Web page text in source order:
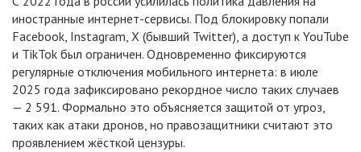
иностранные интернет-сервисы. Под блокировку попали
Facebook, Instagram, X (бывший Twitter), а доступ к YouTube
и TikTok был ограничен. Одновременно фиксируются
регулярные отключения мобильного интернета: в июле
2025 года зафиксировано рекордное число таких случаев
— 2 591. Формально это объясняется защитой от угроз,
таких как атаки дронов, но правозащитники считают это
проявлением жёсткой цензуры.